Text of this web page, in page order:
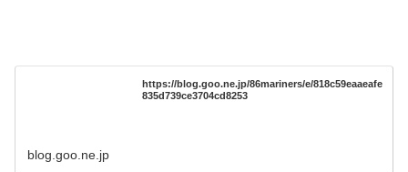
https://blog.goo.ne.jp/86mariners/e/818c59eaaeafe
835d739ce3704cd8253
blog.goo.ne.jp